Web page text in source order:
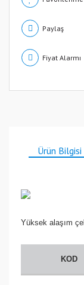
Paylaş
Fiyat Alarmı
Ürün Bilgisi
Yüksek alaşım
KOD